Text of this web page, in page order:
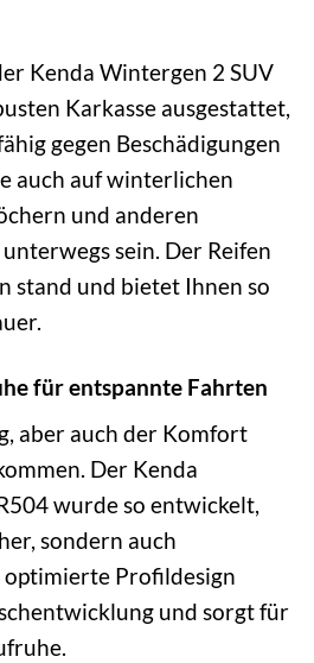
Kenda Wintergen 2 SUV
Karkasse ausgestattet,
gegen Beschädigungen
auch auf winterlichen
und anderen
sein. Der Reifen
stand und bietet Ihnen so
für entspannte Fahrten
aber auch der Komfort
Der Kenda
wurde so entwickelt,
sondern auch
optimierte Profildesign
und sorgt für